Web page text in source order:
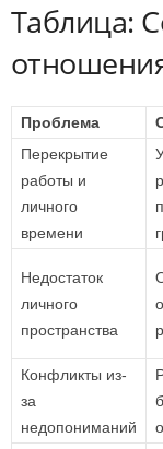
Таблица:
Проблема
Перекрытие
работы и
личного
времени
Недостаток
личного
пространства
Конфликты из-
за
недопониманий